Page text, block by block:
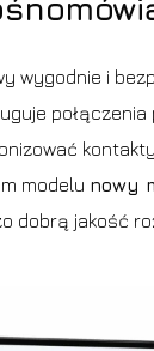
wygodnie i
połączenia
modelu nowy
dobrą jakość